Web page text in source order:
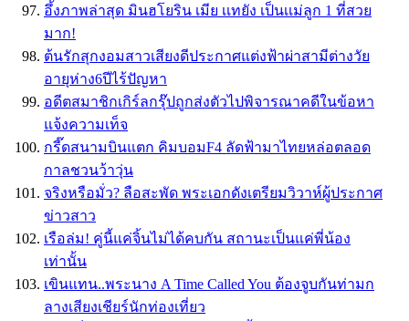
อึ้งภาพล่าสุด มินฮโยริน เมีย เเทยัง เป็นเเม่ลูก 1 ที่สวย
มาก!
ต้นรักสุกงอมสาวเสียงดีประกาศแต่งฟ้าผ่าสามีต่างวัย
อายุห่าง6ปีไร้ปัญหา
อดีตสมาชิกเกิร์ลกรุ๊ปถูกส่งตัวไปพิจารณาคดีในข้อหา
แจ้งความเท็จ
กรี๊ดสนามบินแตก คิมบอมF4 ลัดฟ้ามาไทยหล่อตลอด
กาลชวนว้าวุ่น
จริงหรือมั่ว? ลือสะพัด พระเอกดังเตรียมวิวาห์ผู้ประกาศ
ข่าวสาว
เรือล่ม! คู่นี้แค่จิ้นไม่ได้คบกัน สถานะเป็นแค่พี่น้อง
เท่านั้น
เขินแทน..พระนาง A Time Called You ต้องจูบกันท่ามก
ลางเสียงเชียร์นักท่องเที่ยว